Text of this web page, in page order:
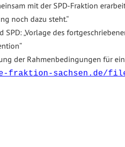
mit der SPD-Fraktion
noch dazu steht.“
SPD: „Vorlage des
der Rahmenbedingungen für
fraktion-sachsen.de/